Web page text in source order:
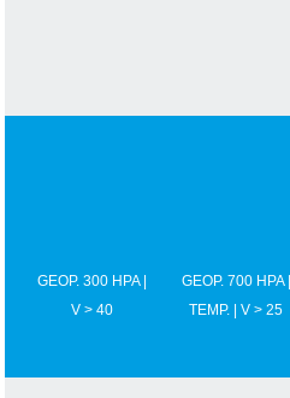
GEOP. 300 HPA |
V > 40
GEOP. 700 HPA |
TEMP. | V > 25